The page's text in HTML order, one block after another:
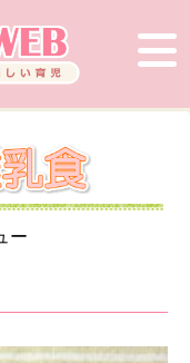
ー